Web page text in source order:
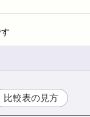
比較表の見方